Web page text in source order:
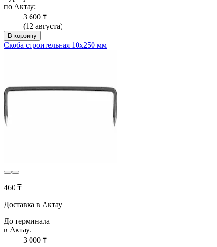
по Актау:
3 600 ₸
(12 августа)
В корзину
Скоба строительная 10х250 мм
460 ₸
Доставка в Актау
До терминала
в Актау:
3 000 ₸